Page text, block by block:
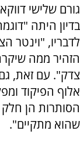
גורם שלישי
בדיון היתה
לדבריו, "וינטר
הזהיר ממה
צדק". עם זאת,
אלוף הפיקוד
הסותרות הן
שהוא מתקיים".